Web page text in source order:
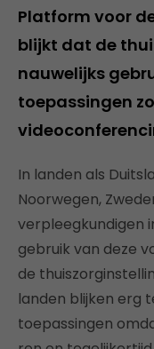
Platform voor
blijkt dat de
nauwelijks
toepassingen
In landen als
Noorwegen,
verpleegkundigen
gebruik van deze
de
landen blijken erg
toepassingen